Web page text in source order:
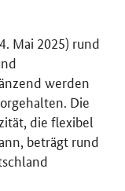
Mai 2025) rund
werden
Die
die flexibel
beträgt rund